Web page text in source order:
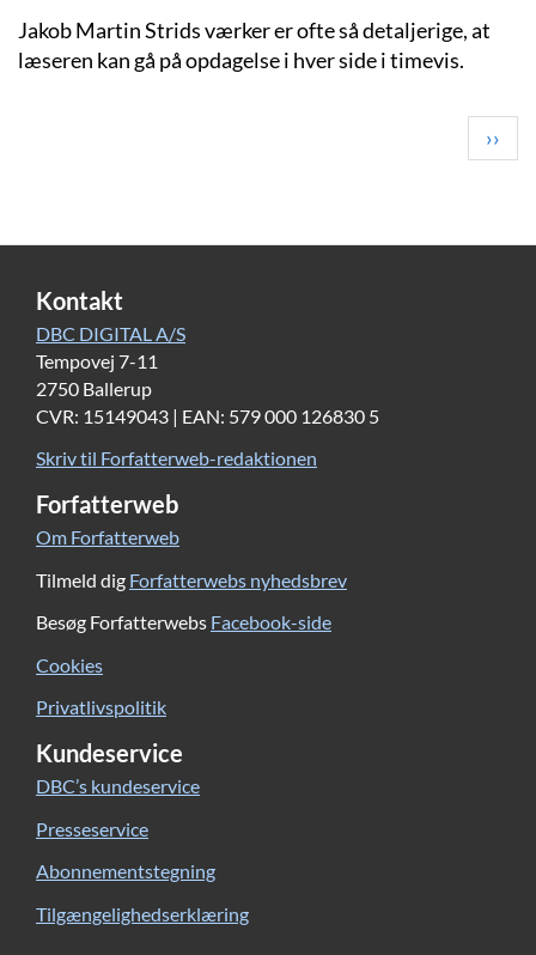
Jakob Martin Strids værker er ofte så detaljerige, at
læseren kan gå på opdagelse i hver side i timevis.
Next
page
››
Kontakt
DBC DIGITAL A/S
Tempovej 7-11
2750 Ballerup
CVR: 15149043 | EAN: 579 000 126830 5
Skriv til Forfatterweb-redaktionen
Forfatterweb
Om Forfatterweb
Tilmeld dig Forfatterwebs nyhedsbrev
Besøg Forfatterwebs Facebook-side
Cookies
Privatlivspolitik
Kundeservice
DBC’s kundeservice
Presseservice
Abonnementstegning
Tilgængelighedserklæring